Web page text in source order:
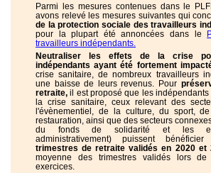
Parmi les mesures contenues dans le
avons relevé les mesures suivantes qui
de la protection sociale des travailleurs
pour la plupart été annoncées dans le
travailleurs indépendants.
Neutraliser les effets de la crise
indépendants ayant été fortement
crise sanitaire, de nombreux travailleurs
une baisse de leurs revenus. Pour
retraite, il est proposé que les
la crise sanitaire, ceux relevant des
l'évènementiel, de la culture, du sport,
restauration, ainsi que des secteurs
du fonds de solidarité et les
administrativement) puissent
trimestres de retraite validés en 2020 et
moyenne des trimestres validés lors
exercices.